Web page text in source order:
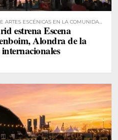
ARTES ESCÉNICAS EN LA COMUNIDAD
estrena Escena
Alondra de la